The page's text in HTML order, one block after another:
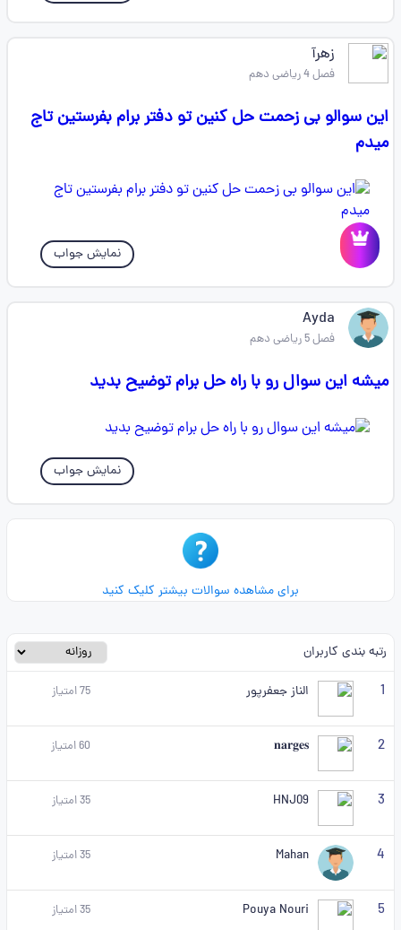
زهرآ
فصل 4 ریاضی دهم
این سوالو بی زحمت حل کنین تو دفتر برام بفرستین تاج
میدم
نمایش جواب
Ayda
فصل 5 ریاضی دهم
میشه این سوال رو با راه حل برام توضیح بدید
نمایش جواب
برای مشاهده سوالات بیشتر کلیک کنید
رتبه بندی کاربران
1 الناز جعفرپور 75امتیاز
2
𝐧𝐚𝐫𝐠𝐞𝐬
60امتیاز
3
HNJ09
35امتیاز
4
Mahan
35امتیاز
5
Pouya Nouri
35امتیاز